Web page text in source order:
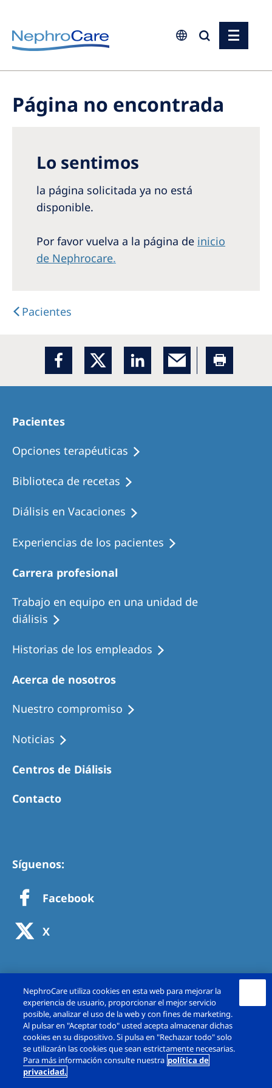
Europe
Czech Republic
France
Israel
Italy
Netherlands
Poland
Portugal
Russia
Slovakia
Slovenia
Sweden
Switzerland
Australia
Philippines
North America
United States of America
Global Website
Página no encontrada
Lo sentimos
la página solicitada ya no está
disponible.
Por favor vuelva a la página de inicio
de Nephrocare.
Pacientes
Pacientes
Opciones terapéuticas
Biblioteca de recetas
Diálisis en Vacaciones
Experiencias de los pacientes
Carrera profesional
Trabajo en equipo en una unidad de
diálisis
Historias de los empleados
Acerca de nosotros
Nuestro compromiso
Noticias
Centros de Diálisis
Contacto
Síguenos:
Facebook
X
Copyright © Fresenius Medical Care España,
S.A.U. 2026. Todos los derechos reservado.
NephroCare utiliza cookies en esta web para mejorar la
experiencia de usuario, proporcionar el mejor servicio
posible, analizar el uso de la web y con fines de marketing.
Al pulsar en "Aceptar todo" usted acepta almacenar dichas
cookies en su dispositivo. Si pulsa en "Rechazar todo" solo
se utilizarán las cookies que sean estrictamente necesarias.
Para más información consulte nuestra política de
privacidad.